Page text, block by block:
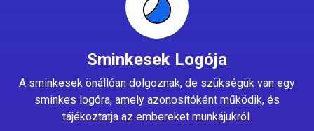
Sminkesek Logója
A sminkesek önállóan dolgoznak, de szükségük van egy
sminkes logóra, amely azonosítóként működik, és
tájékoztatja az embereket munkájukról.